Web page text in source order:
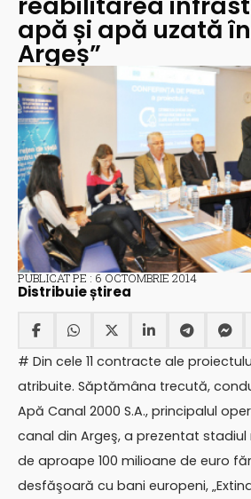
apă și apă uzată
Argeș”
PUBLICAT PE : 6 OCTOMBRIE 2014
Distribuie știrea
# Din cele 11 contracte ale
atribuite. Săptămâna trecută,
Apă Canal 2000 S.A., principalul
canal din Argeş, a prezentat
de aproape 100 milioane de euro
desfăşoară cu bani europeni,